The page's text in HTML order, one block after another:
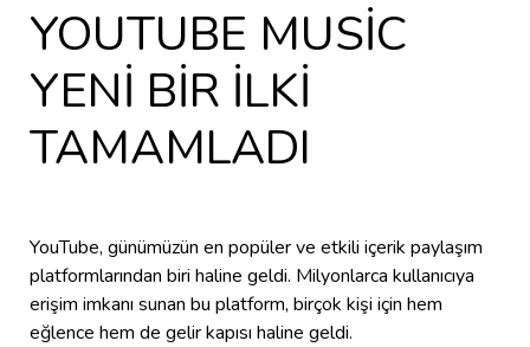
YOUTUBE MUSİC
YENİ BİR İLKİ
TAMAMLADI
YouTube, günümüzün en popüler ve etkili içerik paylaşım
platformlarından biri haline geldi. Milyonlarca kullanıcıya
erişim imkanı sunan bu platform, birçok kişi için hem
eğlence hem de gelir kapısı haline geldi.